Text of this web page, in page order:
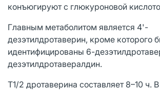
конъюгируют с глюкуроновой
Главным метаболитом является 4'-
дезэтилдротаверин, кроме которого
идентифицированы 6-
дезэтилдротавералдин.
T1/2 дротаверина составляет 8–10 ч.